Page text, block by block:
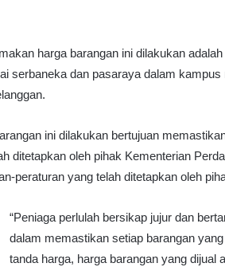
harga barangan ini dilakukan
serbaneka dan pasaraya dalam
ini dilakukan bertujuan
ditetapkan oleh pihak Kementerian
peraturan yang telah ditetapkan oleh
“Peniaga perlulah bersikap jujur dan
dalam memastikan setiap barangan
tanda harga, harga barangan yang dijual